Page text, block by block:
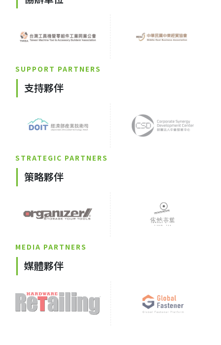
SUPPORT PARTNERS
支持夥伴
STRATEGIC PARTNERS
策略夥伴
MEDIA PARTNERS
媒體夥伴